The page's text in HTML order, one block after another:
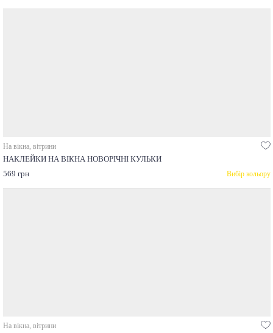
На вікна, вітрини
НАКЛЕЙКИ НА ВІКНА НОВОРІЧНІ КУЛЬКИ
569 грн
Вибір кольору
На вікна, вітрини